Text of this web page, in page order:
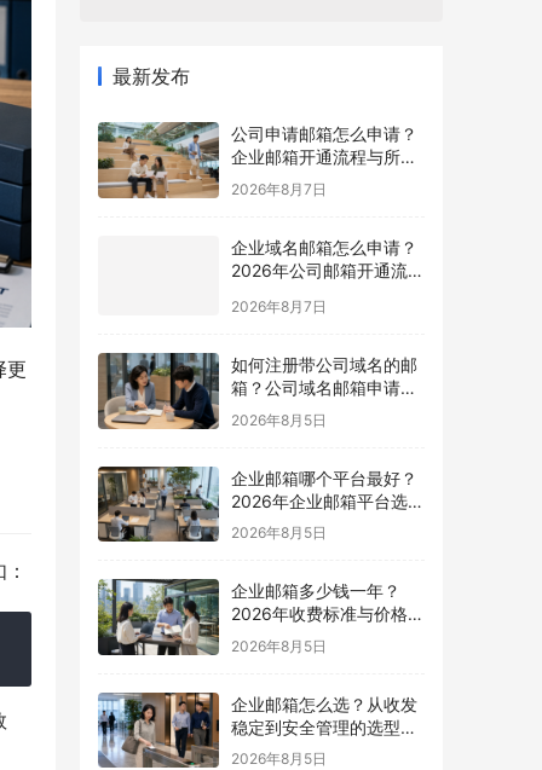
更
最新发布
公司申请邮箱怎么申请？
企业邮箱开通流程与所需
材料说明
2026年8月7日
企业域名邮箱怎么申请？
2026年公司邮箱开通流程
2026年8月7日
如何注册带公司域名的邮
箱？公司域名邮箱申请与
配置指南
2026年8月5日
企业邮箱哪个平台最好？
2026年企业邮箱平台选择
指南
2026年8月5日
企业邮箱多少钱一年？
2026年收费标准与价格计
算指南
2026年8月5日
企业邮箱怎么选？从收发
稳定到安全管理的选型指
南
2026年8月5日